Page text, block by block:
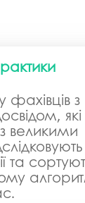
фахівців з
які
великими
та